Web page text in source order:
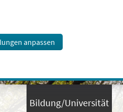
anpassen
Bildung/Universität